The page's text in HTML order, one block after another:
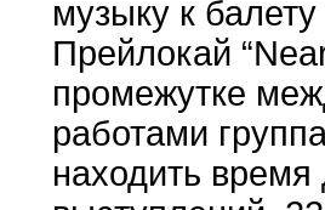
музыку к
Прейлокай
промежутке
работами
находить